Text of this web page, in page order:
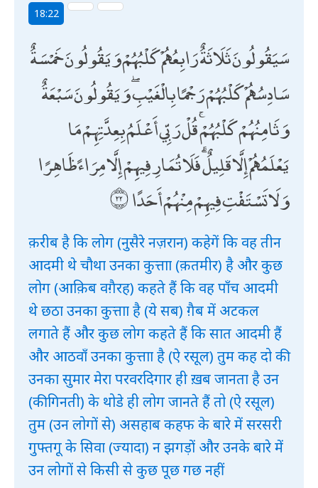
18:22
سَيَقُولُونَ ثَلَاثَةٌ رَابِعُهُمْ كَلْبُهُمْ وَيَقُولُونَ خَمْسَةٌ
سَادِسُهُمْ كَلْبُهُمْ رَجْمًا بِالْغَيْبِ ۖ وَيَقُولُونَ سَبْعَةٌ
وَثَامِنُهُمْ كَلْبُهُمْ ۚ قُلْ رَبِّي أَعْلَمُ بِعِدَّتِهِمْ مَا
يَعْلَمُهُمْ إِلَّا قَلِيلٌ ۗ فَلَا تُمَارِ فِيهِمْ إِلَّا مِرَاءً ظَاهِرًا
وَلَا تَسْتَفْتِ فِيهِمْ مِنْهُمْ أَحَدًا
क़रीब है कि लोग (नुसैरे नज़रान) कहेगें कि वह तीन
आदमी थे चौथा उनका कुत्ताा (क़तमीर) है और कुछ
लोग (आक़िब वग़ैरह) कहते हैं कि वह पाँच आदमी
थे छठा उनका कुत्ताा है (ये सब) ग़ैब में अटकल
लगाते हैं और कुछ लोग कहते हैं कि सात आदमी हैं
और आठवाँ उनका कुत्ताा है (ऐ रसूल) तुम कह दो की
उनका सुमार मेरा परवरदिगार ही ख़ब जानता है उन
(की गिनती) के थोडे ही लोग जानते हैं तो (ऐ रसूल)
तुम (उन लोगों से) असहाब कहफ के बारे में सरसरी
गुफ्तगू के सिवा (ज्यादा) न झगड़ों और उनके बारे में
उन लोगों से किसी से कुछ पूछ गछ नहीं